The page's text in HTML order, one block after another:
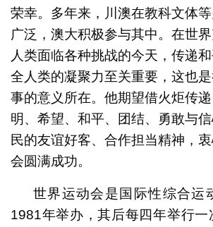
荣幸。多年来，川澳在教科文体
广泛，澳大积极参与其中。在世界
人类面临各种挑战的今天，传递
全人类的凝聚力至关重要，这也
事的意义所在。他期望借火炬传
明、希望、和平、团结、勇敢与
民的友谊好客、合作担当精神，
会圆满成功。
世界运动会是国际性综合运
1981年举办，其后每四年举行一